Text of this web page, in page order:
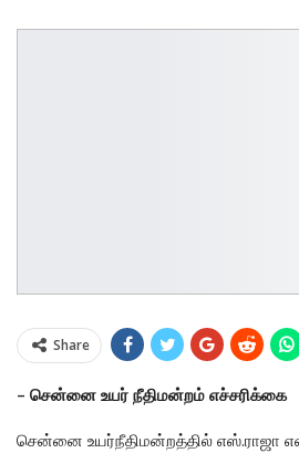
Share
– சென்னை உயர் நீதிமன்றம் எச்சரிக்கை
சென்னை உயர்நீதிமன்றத்தில் எஸ்.ராஜா